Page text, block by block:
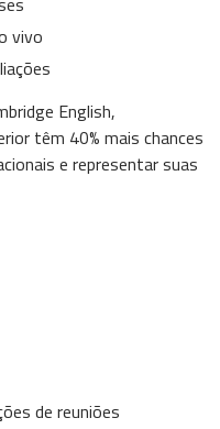
vivo
English,
têm 40% mais chances
e representar suas
de reuniões